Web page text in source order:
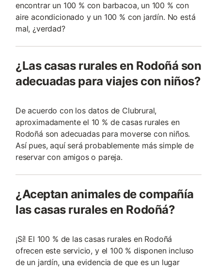
encontrar un 100 % con barbacoa, un 100 % con
aire acondicionado y un 100 % con jardín. No está
mal, ¿verdad?
¿Las casas rurales en Rodoñá son
adecuadas para viajes con niños?
De acuerdo con los datos de Clubrural,
aproximadamente el 10 % de casas rurales en
Rodoñá son adecuadas para moverse con niños.
Así pues, aquí será probablemente más simple de
reservar con amigos o pareja.
¿Aceptan animales de compañía
las casas rurales en Rodoñá?
¡Sí! El 100 % de las casas rurales en Rodoñá
ofrecen este servicio, y el 100 % disponen incluso
de un jardín, una evidencia de que es un lugar